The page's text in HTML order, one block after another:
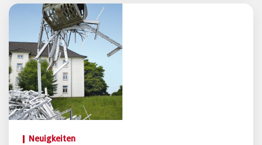
Neuigkeiten